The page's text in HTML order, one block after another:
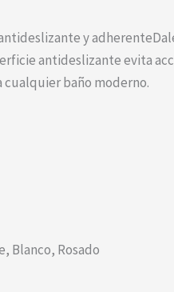
y
antideslizante evita
baño moderno.
, Blanco, Rosado